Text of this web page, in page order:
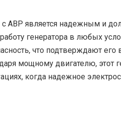
с АВР является надежным и
генератора в любых
что подтверждают
мощному двигателю, этот
когда надежное